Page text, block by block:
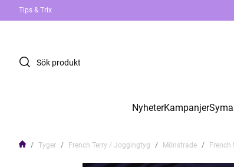
Tips & Trix
NyheterKampanjer
Tyger French Terry / Joggingtyg Mönstrade French